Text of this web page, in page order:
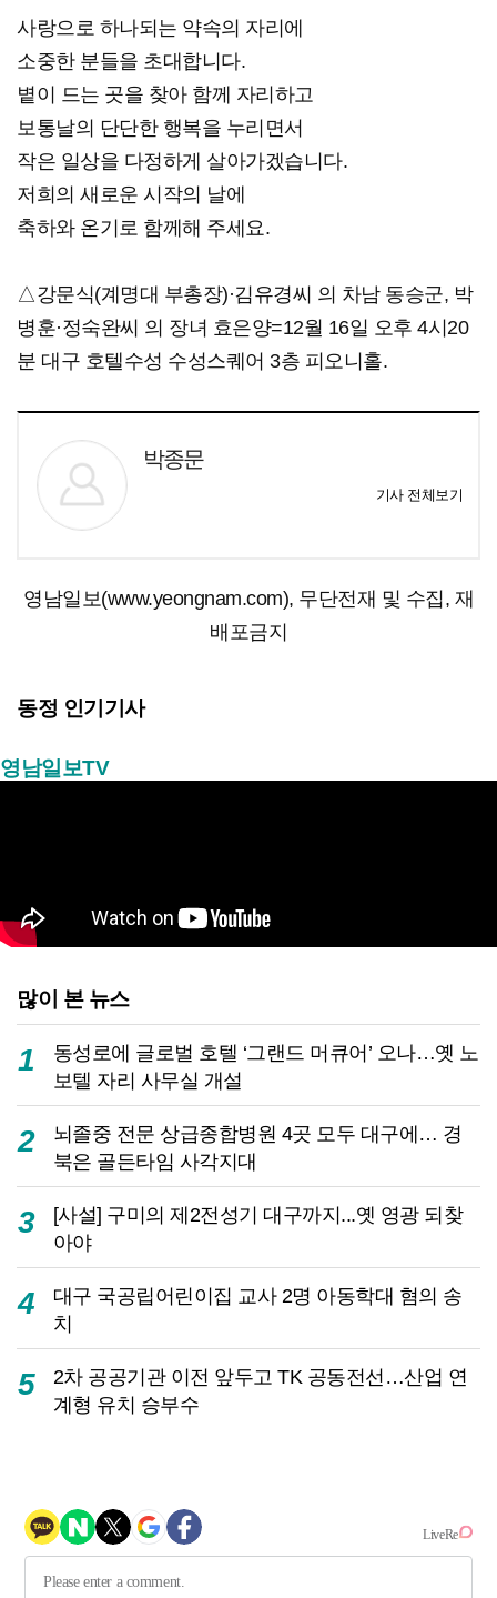
사랑으로 하나되는 약속의 자리에
소중한 분들을 초대합니다.
볕이 드는 곳을 찾아 함께 자리하고
보통날의 단단한 행복을 누리면서
작은 일상을 다정하게 살아가겠습니다.
저희의 새로운 시작의 날에
축하와 온기로 함께해 주세요.
△강문식(계명대 부총장)·김유경씨 의 차남 동승군, 박
병훈·정숙완씨 의 장녀 효은양=12월 16일 오후 4시20
분 대구 호텔수성 수성스퀘어 3층 피오니홀.
박종문
기사 전체보기
영남일보(www.yeongnam.com), 무단전재 및 수집, 재
배포금지
동정 인기기사
영남일보TV
많이 본 뉴스
1
동성로에 글로벌 호텔 ‘그랜드 머큐어’ 오나…옛 노
보텔 자리 사무실 개설
2
뇌졸중 전문 상급종합병원 4곳 모두 대구에… 경
북은 골든타임 사각지대
3
[사설] 구미의 제2전성기 대구까지...옛 영광 되찾
아야
4
대구 국공립어린이집 교사 2명 아동학대 혐의 송
치
5
2차 공공기관 이전 앞두고 TK 공동전선…산업 연
계형 유치 승부수